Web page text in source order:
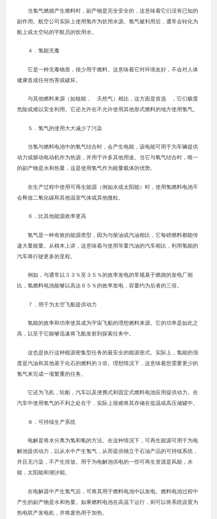
当氢气燃烧产生燃料时，副产物是完全安全的，这意味着它们没有已知的
副作用。航空公司实际上使用氢作为饮用水源。氢气被利用后，通常会转化为
船上或太空站的宇航员的饮用水。
４．氢能无毒
它是一种无毒物质，很少用于燃料。这意味着它对环境友好，不会对人体
健康造成任何伤害或破坏。
与其他燃料来源（如核能， 天然气）相比，这方面是首选 ，它们极度
危险或难以安全利用。它还允许在不允许使用其他形式燃料的地方使用氢气。
５．氢气的使用大大减少了污染
当氢与燃料电池中的氧气结合时，会产生电能，该电能可用于为车辆提供
动力或驱动电动机作为热源，并用于许多其他用途。当它与氧气结合时，唯一
的副产物是水和热量，这是使用氢气作为能量载体的优势。
在生产过程中使用可再生能源（例如水或太阳能）时，使用氢燃料电池不
会释放二氧化碳和其他温室气体或其他微粒。
６．比其他能源效率更高
氢气是一种有效的能源类型，因为与柴油或汽油相比，它每磅燃料都能传
递大量能量。从根本上讲，这意味着与使用等量汽油的汽车相比，利用氢能的
汽车将行驶更多的里程。
例如，与通常以３３％至３５％的效率发电的常规基于燃烧的发电厂相
比，氢燃料电池能够以高达６５％的效率发电，容量约为后者的三倍。
７．用于为太空飞船提供动力
氢能的效率和功率使其成为宇宙飞船的理想燃料来源。它的功率是如此之
高，以至于它能够迅速将飞船发射到探索任务中。
这也是执行这种能源密集型任务的最安全的能源形式。实际上，氢能的强
度是汽油和其他基于化石的燃料的３倍。理想情况下，这意味着您需要更少的
氢气来完成一项繁重的任务。
它还为飞机，轮船，汽车以及便携式和固定式燃料电池应用提供动力。在
汽车中使用氢气的不利之处在于，实际上很难将其存储在低温或高压储罐中。
８．可持续生产系统
电解是将水分离为氢和氧的方法。在这种情况下，可再生能源可用于为电
解池提供动力，以从水中产生氢气，从而提供独立于石油产品的可持续系统，
并且无污染，不产生排放。用于为电解池供电的一些可再生资源是风能，水
能，太阳能和潮汐能。
在电解器中产生氢气后，可将其用于燃料电池中以发电。燃料电池过程中
产生的副产物是水和热量。如果燃料电池在高温下运行，则可以将系统设置为
热电联产发电机，并将废热用于加热。